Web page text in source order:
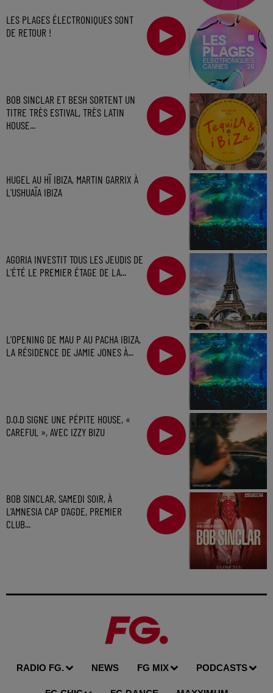
LES PLAGES ÉLECTRONIQUES SONT
DE RETOUR !
BOB SINCLAR ET BESH SORTENT UN
TITRE TRÈS ESTIVAL, TRÈS LATIN
HOUSE...
HUGEL AU HÏ IBIZA, MARTIN GARRIX À
L'USHUAÏA IBIZA
AGORIA INVESTIT TOUS LES JEUDIS DE
L'ÉTÉ LE PREMIER ÉTAGE DE LA...
L'OPENING DE MAU P AU PACHA IBIZA,
LA RÉSIDENCE DE JAMIE JONES À...
D.O.D SIGNE UNE PÉPITE HOUSE, «
CAREFUL », AVEC IZZY BIZU
BOB SINCLAR, SAMEDI SOIR, À
L'AMNESIA CAP D'AGDE, PREMIER
CLUB...
RADIO FG. NEWS FG MIX PODCASTS